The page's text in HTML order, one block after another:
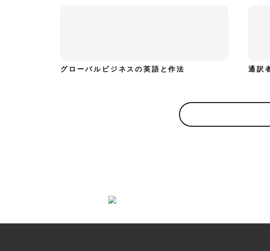
グローバルビジネスの英語と作法 通訳